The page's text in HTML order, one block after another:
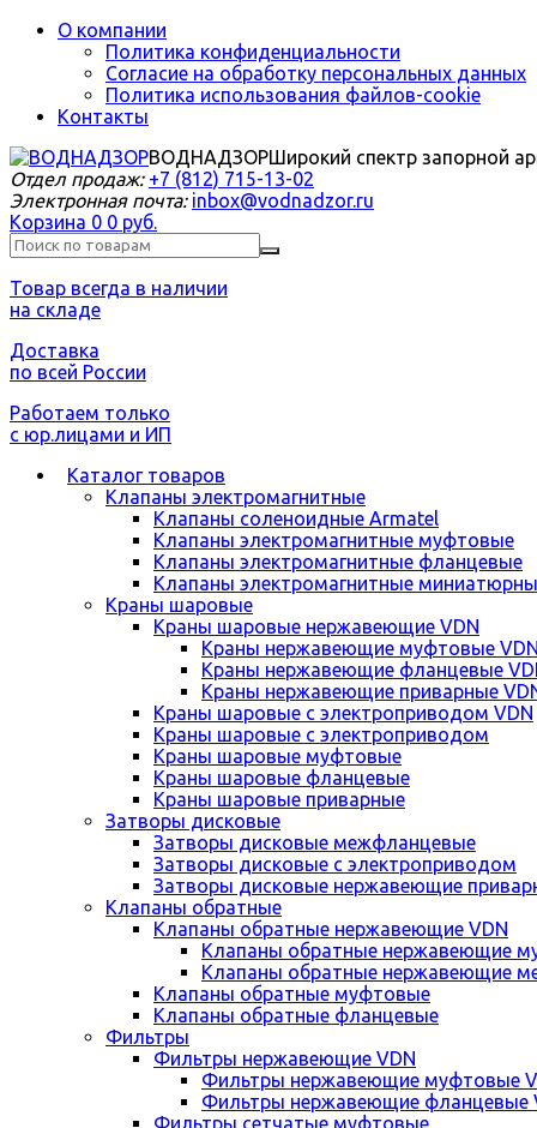
О компании
Политика конфиденциальности
Согласие на обработку персональных данных
Политика использования файлов-cookie
Контакты
ВОДНАДЗОРШирокий спектр запорной
Отдел продаж: +7 (812) 715-13-02
Электронная почта: inbox@vodnadzor.ru
Корзина 0 0 руб.
Товар всегда в наличии
на складе
Доставка
по всей России
Работаем только
с юр.лицами и ИП
Каталог товаров
Клапаны электромагнитные
Клапаны соленоидные Armatel
Клапаны электромагнитные муфтовые
Клапаны электромагнитные фланцевые
Клапаны электромагнитные
Краны шаровые
Краны шаровые нержавеющие VDN
Краны нержавеющие муфтовые VDN
Краны нержавеющие фланцевые
Краны нержавеющие приварные
Краны шаровые с электроприводом VDN
Краны шаровые с электроприводом
Краны шаровые муфтовые
Краны шаровые фланцевые
Краны шаровые приварные
Затворы дисковые
Затворы дисковые межфланцевые
Затворы дисковые с электроприводом
Затворы дисковые нержавеющие
Клапаны обратные
Клапаны обратные нержавеющие VDN
Клапаны обратные нержавеющие
Клапаны обратные нержавеющие
Клапаны обратные муфтовые
Клапаны обратные фланцевые
Фильтры
Фильтры нержавеющие VDN
Фильтры нержавеющие муфтовые
Фильтры нержавеющие фланцевые
Фильтры сетчатые муфтовые